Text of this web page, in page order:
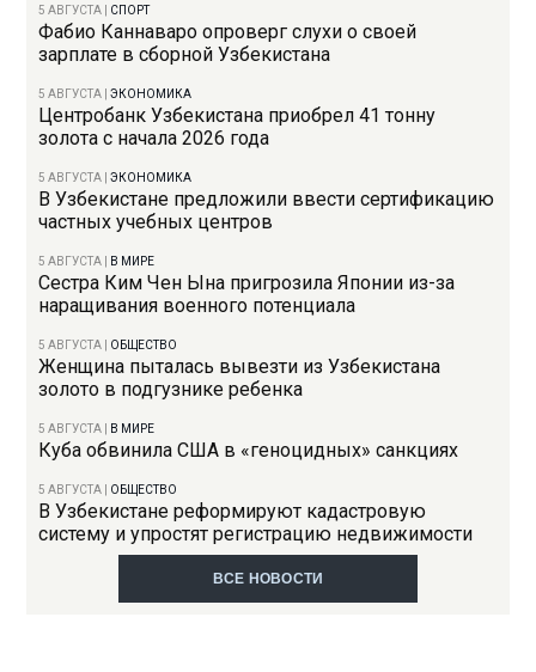
5 АВГУСТА СПОРТ
Фабио Каннаваро опроверг слухи о своей
зарплате в сборной Узбекистана
5 АВГУСТА |ЭКОНОМИКА
Центробанк Узбекистана приобрел 41 тонну
золота с начала 2026 года
5 АВГУСТА |ЭКОНОМИКА
В Узбекистане предложили ввести сертификацию
частных учебных центров
5 АВГУСТА В МИРЕ
Сестра Ким Чен Ына пригрозила Японии из-за
наращивания военного потенциала
5 АВГУСТА ОБЩЕСТВО
Женщина пыталась вывезти из Узбекистана
золото в подгузнике ребенка
5 АВГУСТА В МИРЕ
Куба обвинила США в «геноцидных» санкциях
5 АВГУСТА ОБЩЕСТВО
В Узбекистане реформируют кадастровую
систему и упростят регистрацию недвижимости
ВСЕ НОВОСТИ